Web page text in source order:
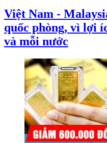
Việt Nam -
quốc phòng, vì lợi
và mỗi nước